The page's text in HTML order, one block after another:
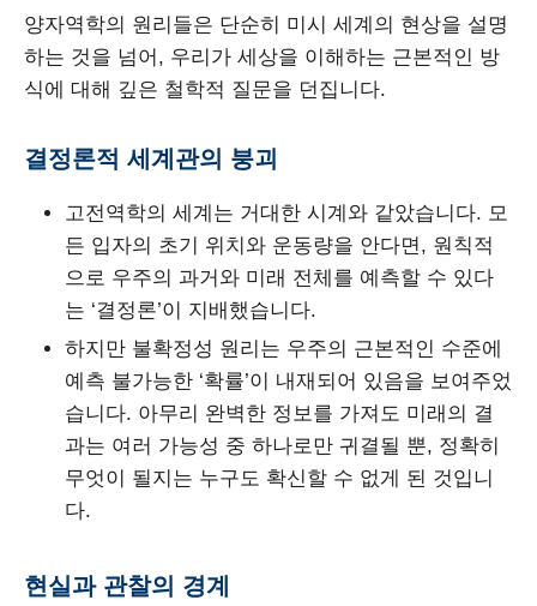
양자역학의 원리들은 단순히 미시 세계의 현상을 설명
하는 것을 넘어, 우리가 세상을 이해하는 근본적인 방
식에 대해 깊은 철학적 질문을 던집니다.
결정론적 세계관의 붕괴
고전역학의 세계는 거대한 시계와 같았습니다. 모
든 입자의 초기 위치와 운동량을 안다면, 원칙적
으로 우주의 과거와 미래 전체를 예측할 수 있다
는 ‘결정론’이 지배했습니다.
하지만 불확정성 원리는 우주의 근본적인 수준에
예측 불가능한 ‘확률’이 내재되어 있음을 보여주었
습니다. 아무리 완벽한 정보를 가져도 미래의 결
과는 여러 가능성 중 하나로만 귀결될 뿐, 정확히
무엇이 될지는 누구도 확신할 수 없게 된 것입니
다.
현실과 관찰의 경계